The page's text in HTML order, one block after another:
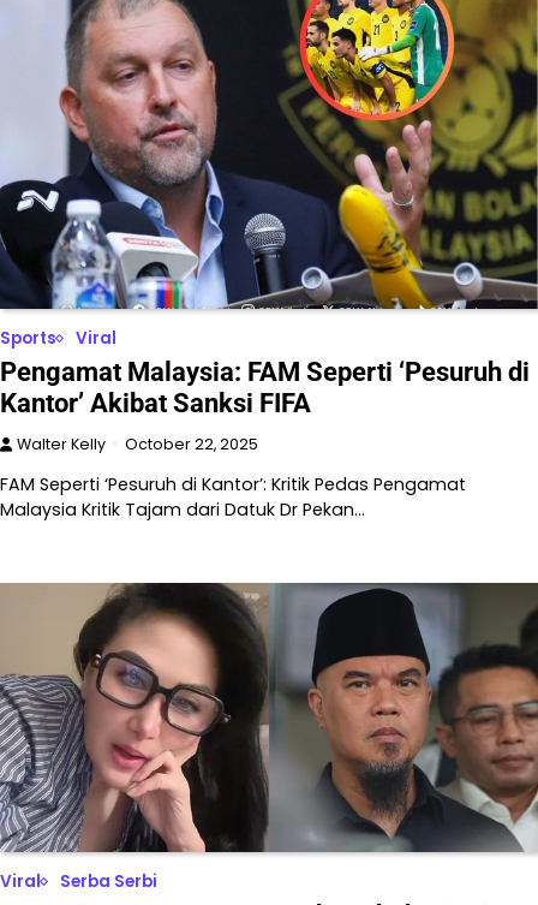
Sports Viral
Pengamat Malaysia: FAM Seperti ‘Pesuruh di
Kantor’ Akibat Sanksi FIFA
Walter Kelly October 22, 2025
FAM Seperti ‘Pesuruh di Kantor’: Kritik Pedas Pengamat
Malaysia Kritik Tajam dari Datuk Dr Pekan…
Viral Serba Serbi